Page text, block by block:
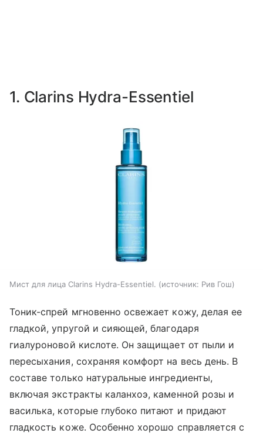
1. Clarins Hydra-Essentiel
Мист для лица Clarins Hydra-Essentiel. источник: Рив Гош
Тоник-спрей мгновенно освежает кожу, делая ее
гладкой, упругой и сияющей, благодаря
гиалуроновой кислоте. Он защищает от пыли и
пересыхания, сохраняя комфорт на весь день. В
составе только натуральные ингредиенты,
включая экстракты каланхоэ, каменной розы и
василька, которые глубоко питают и придают
гладкость коже. Особенно хорошо справляется с